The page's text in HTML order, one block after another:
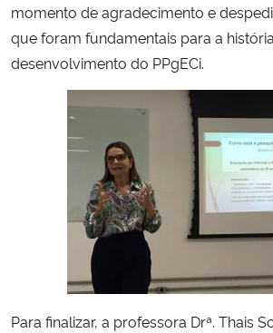
Secretaria-Geral
Advocacia-Geral da União
Banco Central do Brasil
momento de agradecimento e
que foram fundamentais para a
desenvolvimento do PPgECi.
Para finalizar, a professora Drª. Thais